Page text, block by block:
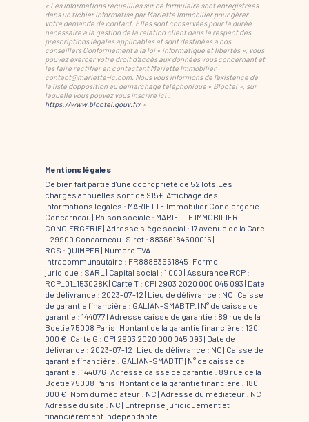
« Les informations recueillies sur ce formulaire sont enregistrées
dans un fichier informatisé par Mariette Immobilier pour gérer
votre demande de contact. Elles sont conservées pour la durée
nécessaire à la gestion de la relation client dans le respect des
prescriptions légales applicables et sont destinées à nos
conseillers Conformément à la loi « informatique et libertés », vous
pouvez exercer votre droit d'accès aux données vous concernant et
les faire rectifier en contactant Mariette Immobilier
contact@mariette-ic.com. Nous vous informons de l'existence de
la liste d'opposition au démarchage téléphonique « Bloctel », sur
laquelle vous pouvez vous inscrire ici :
https://www.bloctel.gouv.fr/»
Mentions légales
Ce bien fait partie d'une copropriété de 52 lots.Les
charges annuelles sont de 915€. Affichage des
informations légales : MARIETTE Immobilier Conciergerie -
Concarneau | Raison sociale : MARIETTE IMMOBILIER
CONCIERGERIE | Adresse siège social : 17 avenue de la Gare
- 29900 Concarneau | Siret : 88366184500015 |
RCS : QUIMPER | Numero TVA
Intracommunautaire : FR88883661845 | Forme
juridique : SARL | Capital social : 1 000 | Assurance RCP :
RCP_01_153028K | Carte T : CPI 2903 2020 000 045 093 | Date
de délivrance : 2023-07-12 | Lieu de délivrance : NC | Caisse
de garantie financière : GALIAN-SMABTP. | N° de caisse de
garantie : 144077 | Adresse caisse de garantie : 89 rue de la
Boetie 75008 Paris | Montant de la garantie financière : 120
000 € | Carte G : CPI 2903 2020 000 045 093 | Date de
délivrance : 2023-07-12 | Lieu de délivrance : NC | Caisse de
garantie financière : GALIAN-SMABTP | N° de caisse de
garantie : 144076 | Adresse caisse de garantie : 89 rue de la
Boetie 75008 Paris | Montant de la garantie financière : 180
000 € | Nom du médiateur : NC | Adresse du médiateur : NC |
Adresse du site : NC | Entreprise juridiquement et
financièrement indépendante